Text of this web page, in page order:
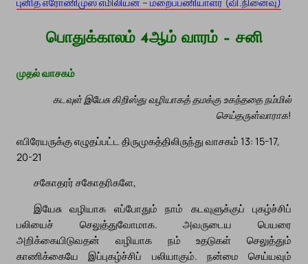
பொதுக்காலம் 4ஆம் வாரம் – சனி
முதல் வாசகம்
கடவுள் இயேசு கிறிஸ்து வழியாகத் தமக்கு உகந்ததை நம்மில்
செய்தருள்வாராக!
எபிரேயருக்கு எழுதப்பட்ட திருமுகத்திலிருந்து வாசகம் 13: 15-17,
20-21
சகோதரர் சகோதரிகளே,
இயேசு வழியாக எப்போதும் நாம் கடவுளுக்குப் புகழ்ச்சிப்
பலியைச் செலுத்துவோமாக. அவருடைய பெயரை
அறிக்கையிடுவதன் வழியாக நம் உதடுகள் செலுத்தும்
காணிக்கையே இப்புகழ்ச்சிப் பலியாகும். நன்மை செய்யவும்